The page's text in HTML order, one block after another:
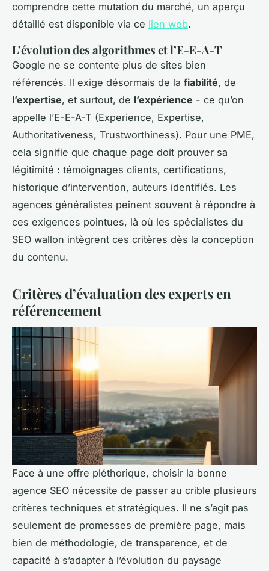
comprendre cette mutation du marché, un aperçu
détaillé est disponible via ce lien web.
L’évolution des algorithmes et l’E-E-A-T
Google ne se contente plus de sites bien
référencés. Il exige désormais de la fiabilité, de
l’expertise, et surtout, de l’expérience - ce qu’on
appelle l’E-E-A-T (Experience, Expertise,
Authoritativeness, Trustworthiness). Pour une PME,
cela signifie que chaque page doit prouver sa
légitimité : témoignages clients, certifications,
historique d’intervention, auteurs identifiés. Les
agences généralistes peinent souvent à répondre à
ces exigences pointues, là où les spécialistes du
SEO wallon intègrent ces critères dès la conception
du contenu.
Critères d’évaluation des experts en
référencement
Face à une offre pléthorique, choisir la bonne
agence SEO nécessite de passer au crible plusieurs
critères techniques et stratégiques. Il ne s’agit pas
seulement de promesses de première page, mais
bien de méthodologie, de transparence, et de
capacité à s’adapter à l’évolution du paysage